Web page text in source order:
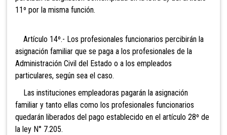
11º por la misma función.
Artículo 14º.- Los profesionales funcionarios percibirán la
asignación familiar que se paga a los profesionales de la
Administración Civil del Estado o a los empleados
particulares, según sea el caso.
Las instituciones empleadoras pagarán la asignación
familiar y tanto ellas como los profesionales funcionarios
quedarán liberados del pago establecido en el artículo 28º de
la ley N° 7.205.